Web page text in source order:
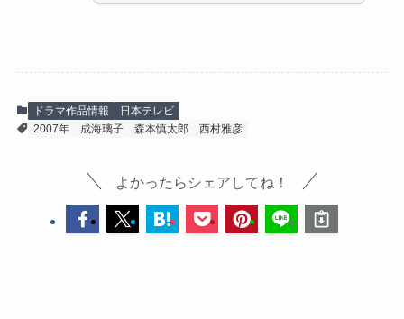
ドラマ作品情報
日本テレビ
2007年
成海璃子 森本慎太郎 西村雅彦
よかったらシェアしてね！